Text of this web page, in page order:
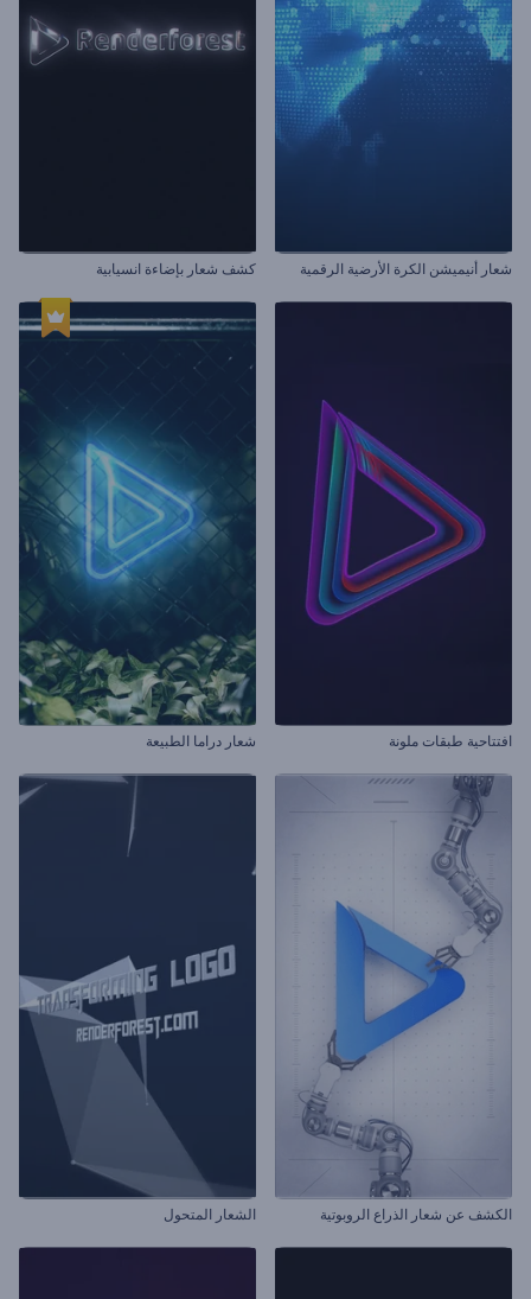
شعار أنيميشن الكرة الأرضية الرقمية كشف شعار بإضاءة انسيابية
افتتاحية طبقات ملونة شعار دراما الطبيعة
الكشف عن شعار الذراع الروبوتية الشعار المتحول